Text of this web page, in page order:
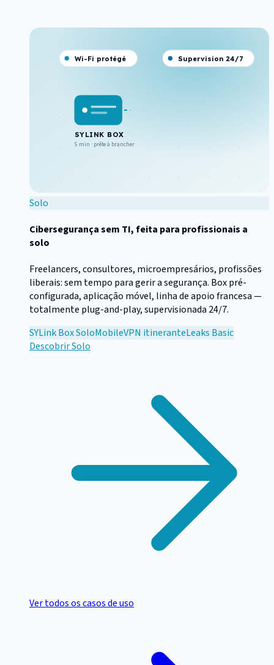
SYLINK BOX
5 min · prête à brancher
Wi-Fi protégé Supervision 24/7
Solo
Cibersegurança sem TI, feita para profissionais a
solo
Freelancers, consultores, microempresários, profissões
liberais: sem tempo para gerir a segurança. Box pré-
configurada, aplicação móvel, linha de apoio francesa —
totalmente plug-and-play, supervisionada 24/7.
SYLink Box SoloMobileVPN itineranteLeaks Basic
DescobrirSolo
Ver todos os casos de uso